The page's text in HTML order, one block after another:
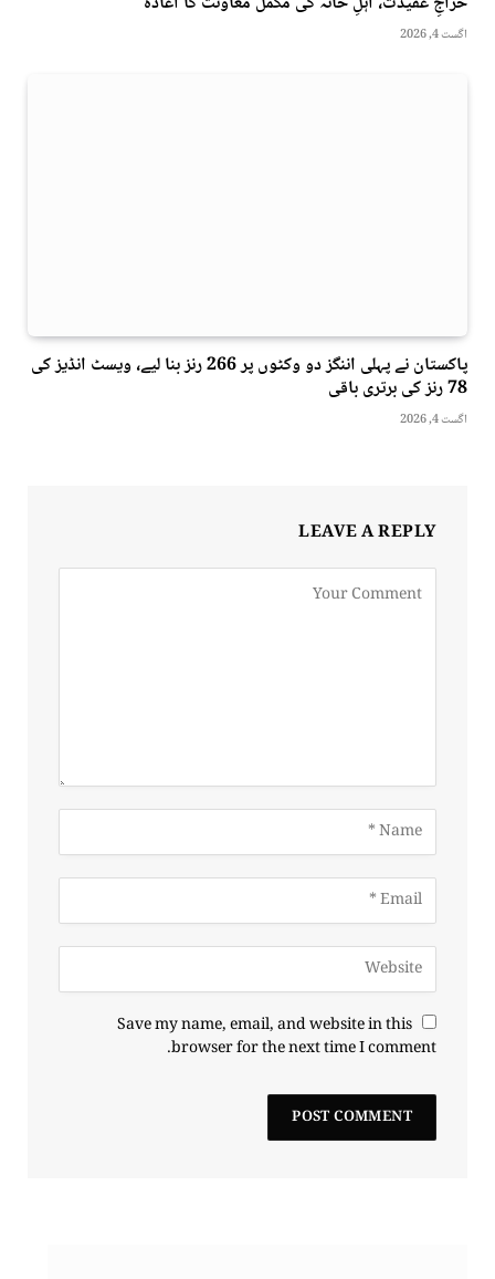
اگست 4, 2026
پاکستان نے پہلی اننگز دو وکٹوں پر 266 رنز بنا لیے، ویسٹ انڈیز کی
78 رنز کی برتری باقی
اگست 4, 2026
LEAVE A REPLY
Save my name, email, and website in this
browser for the next time I comment.